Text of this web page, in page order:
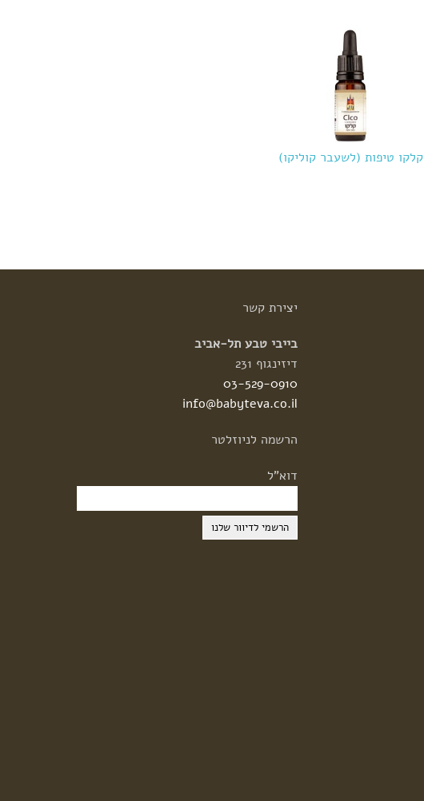
קלקו טיפות (לשעבר קוליקו)
יצירתקשר
בייבי טבע תל-אביב
דיזינגוף 231
03-529-0910
info@babyteva.co.il
הרשמה לניוזלטר
דוא"ל